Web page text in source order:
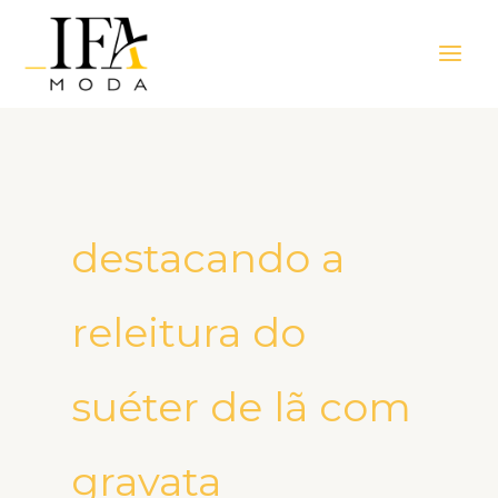
Menu
destacando a
releitura do
suéter de lã com
gravata